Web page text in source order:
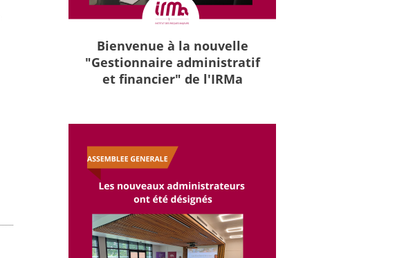
Bienvenue à la nouvelle
"Gestionnaire administratif
et financier" de l'IRMa